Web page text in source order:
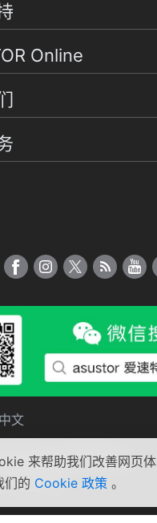
来帮助我们改善网页体
们的 Cookie 政策 。
Online
文
ASUSTOR Inc.
| 隐私声明